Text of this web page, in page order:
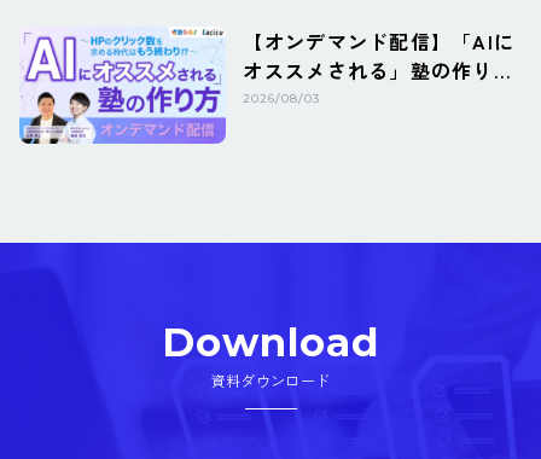
【オンデマンド配信】「AIに
オススメされる」塾の作り
方 ~HPのクリック数を求め
2026/08/03
Download
資料ダウンロード